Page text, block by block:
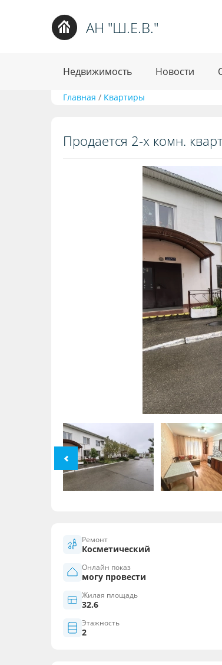
АН "Ш.Е.В."
Недвижимость Новости
Главная / Квартиры
Продается 2-х комн.
Ремонт
Косметический
Онлайн показ
могу провести
Жилая площадь
32.6
Этажность
2